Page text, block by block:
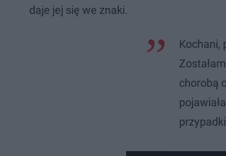
daje jej się we znaki.
Kochani,
chorobą